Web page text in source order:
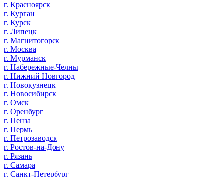
г. Красноярск
г. Курган
г. Курск
г. Липецк
г. Магнитогорск
г. Москва
г. Мурманск
г. Набережные-Челны
г. Нижний Новгород
г. Новокузнецк
г. Новосибирск
г. Омск
г. Оренбург
г. Пенза
г. Пермь
г. Петрозаводск
г. Ростов-на-Дону
г. Рязань
г. Самара
г. Санкт-Петербург